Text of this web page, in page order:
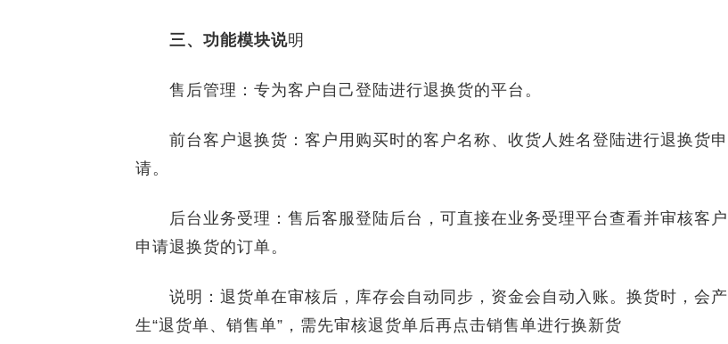
三、功能模块说明
售后管理：专为客户自己登陆进行退换货的平台。
前台客户退换货：客户用购买时的客户名称、收货人姓名登陆进行退换货申
请。
后台业务受理：售后客服登陆后台，可直接在业务受理平台查看并审核客户
申请退换货的订单。
说明：退货单在审核后，库存会自动同步，资金会自动入账。换货时，会产
生“退货单、销售单”，需先审核退货单后再点击销售单进行换新货